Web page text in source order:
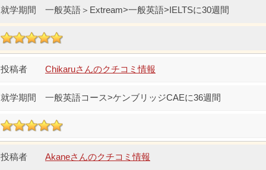
一般英語＞Extream>一般英語>IELTSに30週間
Chikaruさんのクチコミ情報
一般英語コース>ケンブリッジCAEに36週間
Akaneさんのクチコミ情報